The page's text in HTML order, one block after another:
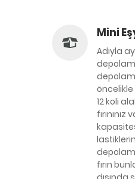
Mini
Adıyla
12 koli
fırın